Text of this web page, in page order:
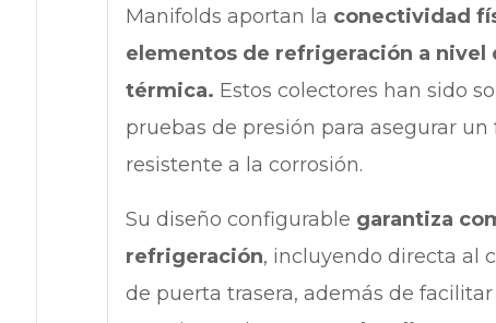
Manifolds aportan la conectividad
elementos de refrigeración a
térmica. Estos colectores han sido
pruebas de presión para asegurar
resistente a la corrosión.
Su diseño configurable garantiza
refrigeración, incluyendo directa al
de puerta trasera, además de